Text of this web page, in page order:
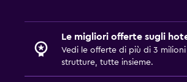
Le migliori offerte sugli
Vedi le offerte di più di 3
strutture, tutte insieme.